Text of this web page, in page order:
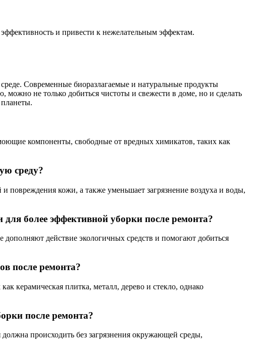
и привести к нежелательным эффектам.
Современные биоразлагаемые и натуральные продукты
не только добиться чистоты и свежести в доме, но и сделать
компоненты, свободные от вредных химикатов, таких как
среду?
повреждения кожи, а также уменьшает загрязнение воздуха и воды,
более эффективной уборки после ремонта?
действие экологичных средств и помогают добиться
после ремонта?
керамическая плитка, металл, дерево и стекло, однако
после ремонта?
происходить без загрязнения окружающей среды,